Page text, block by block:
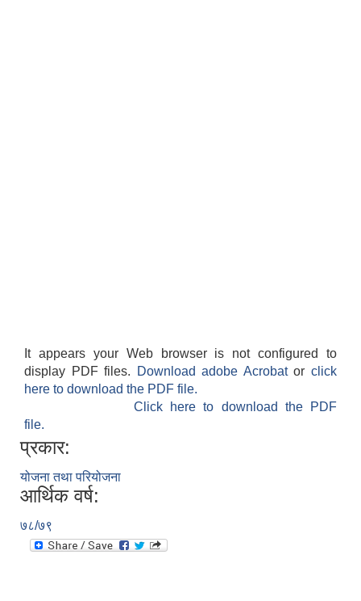
It appears your Web browser is not configured to
display PDF files.
Download adobe Acrobatorclick
here to download the PDF file.
Click here to download the PDF
file.
प्रकार:
योजना तथा परियोजना
आर्थिक वर्ष:
७८/७९